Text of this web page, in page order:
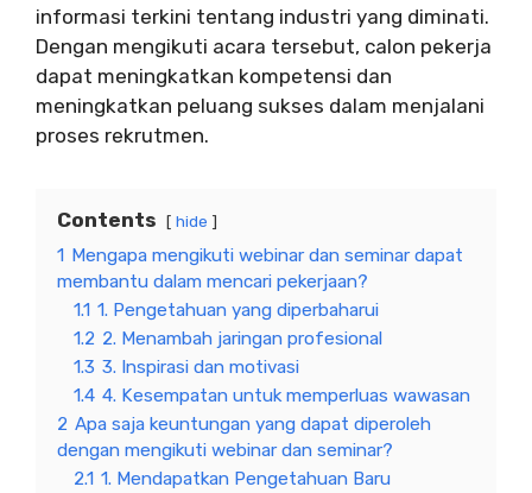
informasi terkini tentang industri yang diminati.
Dengan mengikuti acara tersebut, calon pekerja
dapat meningkatkan kompetensi dan
meningkatkan peluang sukses dalam menjalani
proses rekrutmen.
Contents hide
1 Mengapa mengikuti webinar dan seminar dapat
membantu dalam mencari pekerjaan?
1.1 1. Pengetahuan yang diperbaharui
1.2 2. Menambah jaringan profesional
1.3 3. Inspirasi dan motivasi
1.4 4. Kesempatan untuk memperluas wawasan
2 Apa saja keuntungan yang dapat diperoleh
dengan mengikuti webinar dan seminar?
2.1 1. Mendapatkan Pengetahuan Baru